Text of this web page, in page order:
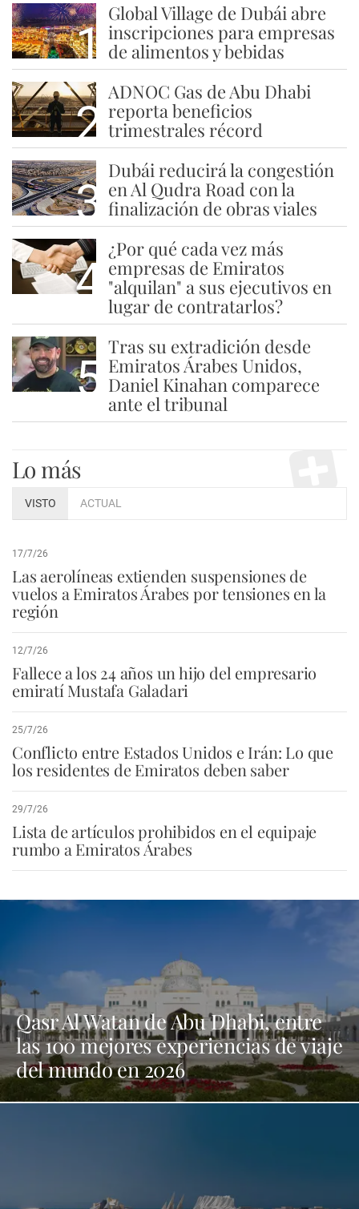
1
Global Village de Dubái abre
inscripciones para empresas
de alimentos y bebidas
2
ADNOC Gas de Abu Dhabi
reporta beneficios
trimestrales récord
3
Dubái reducirá la congestión
en Al Qudra Road con la
finalización de obras viales
4
¿Por qué cada vez más
empresas de Emiratos
"alquilan" a sus ejecutivos en
lugar de contratarlos?
5
Tras su extradición desde
Emiratos Árabes Unidos,
Daniel Kinahan comparece
ante el tribunal
Lo más
VISTO ACTUAL
17/7/26
Las aerolíneas extienden suspensiones de
vuelos a Emiratos Árabes por tensiones en la
región
12/7/26
Fallece a los 24 años un hijo del empresario
emiratí Mustafa Galadari
25/7/26
Conflicto entre Estados Unidos e Irán: Lo que
los residentes de Emiratos deben saber
29/7/26
Lista de artículos prohibidos en el equipaje
rumbo a Emiratos Árabes
Qasr Al Watan de Abu Dhabi, entre
las 100 mejores experiencias de viaje
del mundo en 2026